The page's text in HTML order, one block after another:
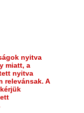
nyitva
miatt, a
nyitva
relevánsak. A